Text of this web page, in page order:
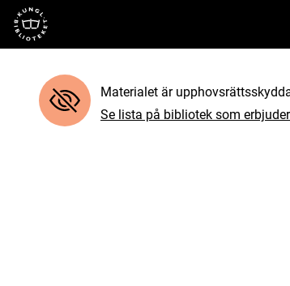
Till startsidan
Materialet är
Se lista på bibliotek som